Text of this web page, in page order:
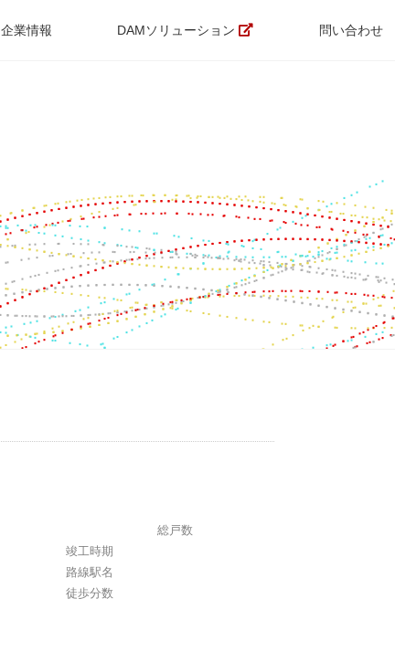
企業情報 DAMソリューション 問い合わせ
総戸数
竣工時期
路線駅名
徒歩分数